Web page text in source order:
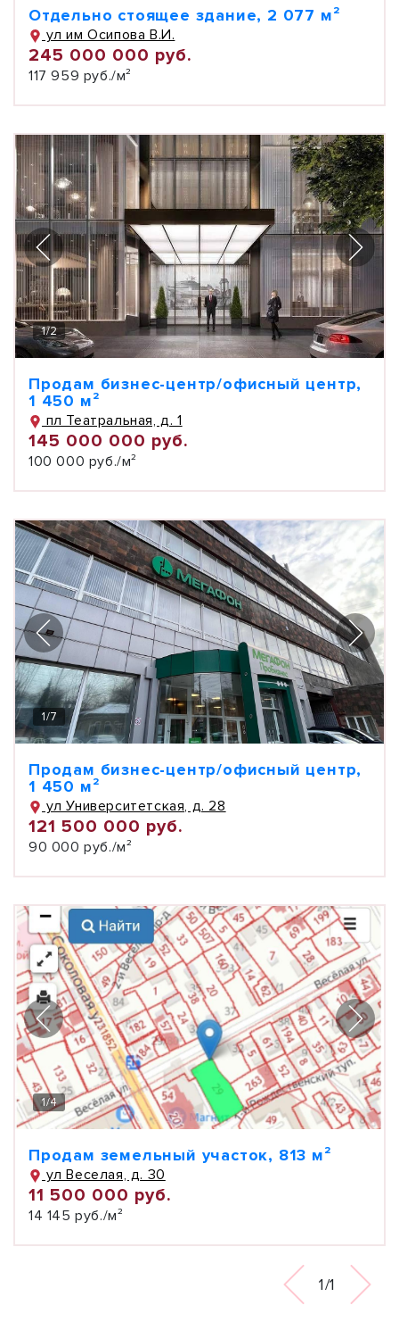
Отдельно стоящее здание, 2 077 м²
ул им Осипова В.И.
245 000 000 руб.
117 959 руб./м²
1/2
Продам бизнес-центр/офисный центр,
1 450 м²
пл Театральная, д. 1
145 000 000 руб.
100 000 руб./м²
1/7
Продам бизнес-центр/офисный центр,
1 450 м²
ул Университетская, д. 28
121 500 000 руб.
90 000 руб./м²
1/4
Продам земельный участок, 813 м²
ул Веселая, д. 30
11 500 000 руб.
14 145 руб./м²
1/1